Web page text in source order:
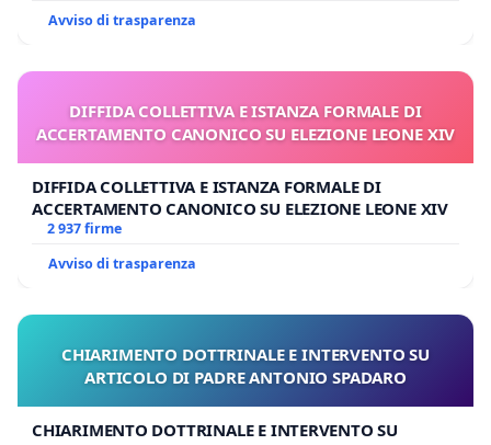
Avviso di trasparenza
DIFFIDA COLLETTIVA E ISTANZA FORMALE DI
ACCERTAMENTO CANONICO SU ELEZIONE LEONE XIV
DIFFIDA COLLETTIVA E ISTANZA FORMALE DI
ACCERTAMENTO CANONICO SU ELEZIONE LEONE XIV
2 937 firme
Avviso di trasparenza
CHIARIMENTO DOTTRINALE E INTERVENTO SU
ARTICOLO DI PADRE ANTONIO SPADARO
CHIARIMENTO DOTTRINALE E INTERVENTO SU